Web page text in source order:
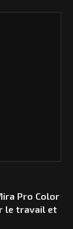
Pro Color
le travail et